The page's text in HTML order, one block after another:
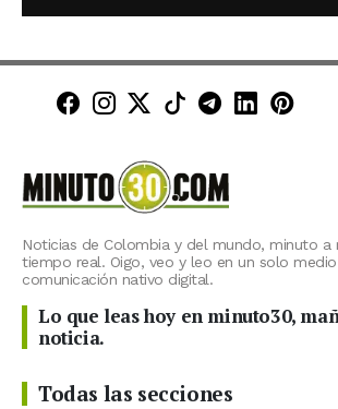
Minuto30 en Facebook
Minuto30 en
Minuto30 en X
Minuto30 en
Canal de
Noticias de Colombia y del mundo, minuto a
tiempo real. Oigo, veo y leo en un solo
comunicación nativo digital.
Lo que leas hoy en minuto30,
noticia.
Todas las secciones